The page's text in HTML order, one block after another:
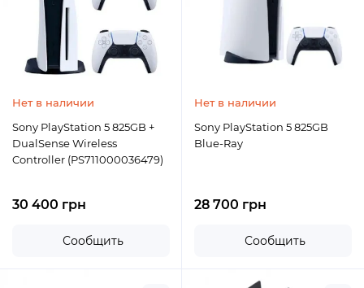
Нет в наличии
Sony PlayStation 5 825GB +
DualSense Wireless
Controller (PS711000036479)
30 400 грн
Сообщить
Нет в наличии
Sony PlayStation 5 825GB
Blue-Ray
28 700 грн
Сообщить